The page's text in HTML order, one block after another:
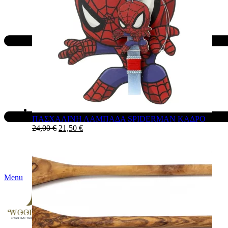
Menu
ΠΑΣΧΑΛΙΝΗ ΛΑΜΠΑΔΑ SPIDERMAN ΚΑΔΡΟ
24,00€ 21,50 €